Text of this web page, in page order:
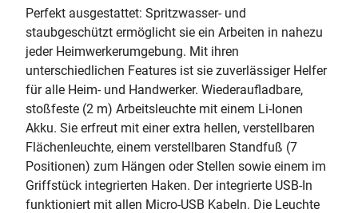
Perfekt ausgestattet: Spritzwasser- und
staubgeschützt ermöglicht sie ein Arbeiten in nahezu
jeder Heimwerkerumgebung. Mit ihren
unterschiedlichen Features ist sie zuverlässiger Helfer
für alle Heim- und Handwerker. Wiederaufladbare,
stoßfeste (2 m) Arbeitsleuchte mit einem Li-Ionen
Akku. Sie erfreut mit einer extra hellen, verstellbaren
Flächenleuchte, einem verstellbaren Standfuß (7
Positionen) zum Hängen oder Stellen sowie einem im
Griffstück integrierten Haken. Der integrierte USB-In
funktioniert mit allen Micro-USB Kabeln. Die Leuchte